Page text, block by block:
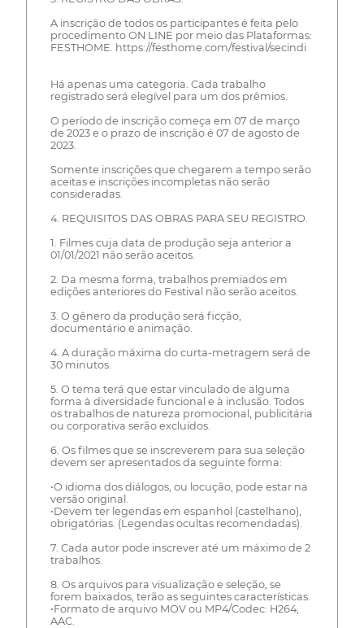
A inscrição de todos os participantes é feita pelo
procedimento ON LINE por meio das Plataformas:
FESTHOME. https://festhome.com/festival/secindi
Há apenas uma categoria. Cada trabalho
registrado será elegível para um dos prêmios.
O período de inscrição começa em 07 de março
de 2023 e o prazo de inscrição é 07 de agosto de
2023.
Somente inscrições que chegarem a tempo serão
aceitas e inscrições incompletas não serão
consideradas.
4. REQUISITOS DAS OBRAS PARA SEU REGISTRO.
1. Filmes cuja data de produção seja anterior a
01/01/2021 não serão aceitos.
2. Da mesma forma, trabalhos premiados em
edições anteriores do Festival não serão aceitos.
3. O gênero da produção será ficção,
documentário e animação.
4. A duração máxima do curta-metragem será de
30 minutos.
5. O tema terá que estar vinculado de alguma
forma à diversidade funcional e à inclusão. Todos
os trabalhos de natureza promocional, publicitária
ou corporativa serão excluídos.
6. Os filmes que se inscreverem para sua seleção
devem ser apresentados da seguinte forma:
•O idioma dos diálogos, ou locução, pode estar na
versão original.
•Devem ter legendas em espanhol (castelhano),
obrigatórias. (Legendas ocultas recomendadas).
7. Cada autor pode inscrever até um máximo de 2
trabalhos.
8. Os arquivos para visualização e seleção, se
forem baixados, terão as seguintes características.
•Formato de arquivo MOV ou MP4/Codec: H264,
AAC.